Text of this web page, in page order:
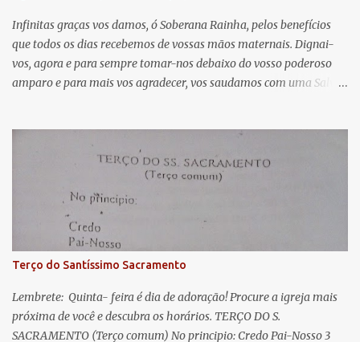
á
r
i
o
Infinitas graças vos damos, ó Soberana Rainha, pelos benefícios
que todos os dias recebemos de vossas mãos maternais. Dignai-
vos, agora e para sempre tomar-nos debaixo do vosso poderoso
amparo e para mais vos agradecer, vos saudamos com uma Salve
lágrimas. Eia, pois, Advogada nossa, estes vossos olhos
misericordiosos a nós volvei, e depois deste desterro, mostrai-nos
Jesus. Bendito é o fruto do vosso ventre, ó clemente, ó piedosa, ó
doce e sempre Virgem Maria. Rogai por nós Santa Mãe de Deus.
Para que sejamos dignos das promessas de Cristo. Amém.
Terço do Santíssimo Sacramento
Lembrete: Quinta- feira é dia de adoração! Procure a igreja mais
próxima de você e descubra os horários. TERÇO DO S.
SACRAMENTO (Terço comum) No principio: Credo Pai-Nosso 3